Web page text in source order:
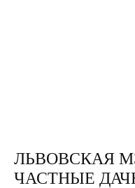
ЛЬВОВСКАЯ
ЧАСТНЫЕ